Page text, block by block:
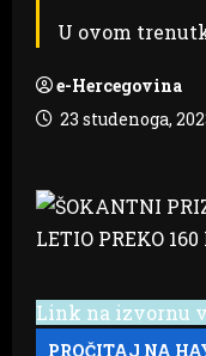
U ovom
e-Hercegovina
23 studenoga,
Link na izvornu